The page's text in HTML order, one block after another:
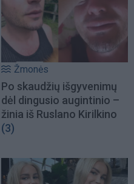
Žmonės
Po skaudžių išgyvenimų
dėl dingusio augintinio –
žinia iš Ruslano Kirilkino
(3)